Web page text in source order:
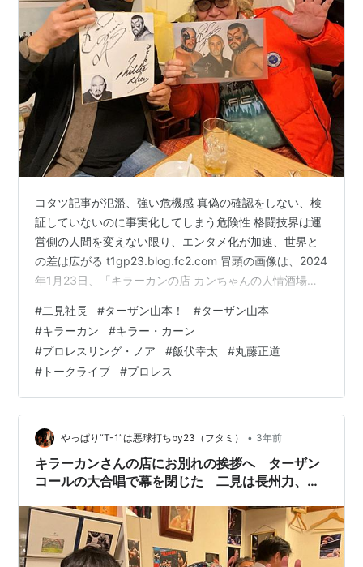
コタツ記事が氾濫、強い危機感 真偽の確認をしない、検
証していないのに事実化してしまう危険性 格闘技界は運
営側の人間を変えない限り、エンタメ化が加速、世界と
の差は広がる t1gp23.blog.fc2.com 冒頭の画像は、2024
年1月23日、「キラーカンの店 カンちゃんの人情酒場」
のはキラーカン＆ロード・ウォリアー・アニマルのサイ
ン入り色紙、山本さんが手にしているのはザ・ロード・
ウォリアーズのサイン入り写真。 2024年最初のイベント
開催決定！ 2024年3月17日（日）18時から水道橋秘密基
地で、「シン・T-1トークライブvol.8 二見…
#二見社長 #ターザン山本！ #ターザン山本
#キラーカン #キラー・カーン
#プロレスリング・ノア #飯伏幸太 #丸藤正道
# トークライブ #プロレス
やっぱり“T-1”は悪球打ちby23（フタミ） • 3年前
キラーカンさんの店にお別れの挨拶へ ターザン
コールの大合唱で幕を閉じた 二見は長州力、タ
谷川秀樹さんからサプライズの誕生日プレゼント